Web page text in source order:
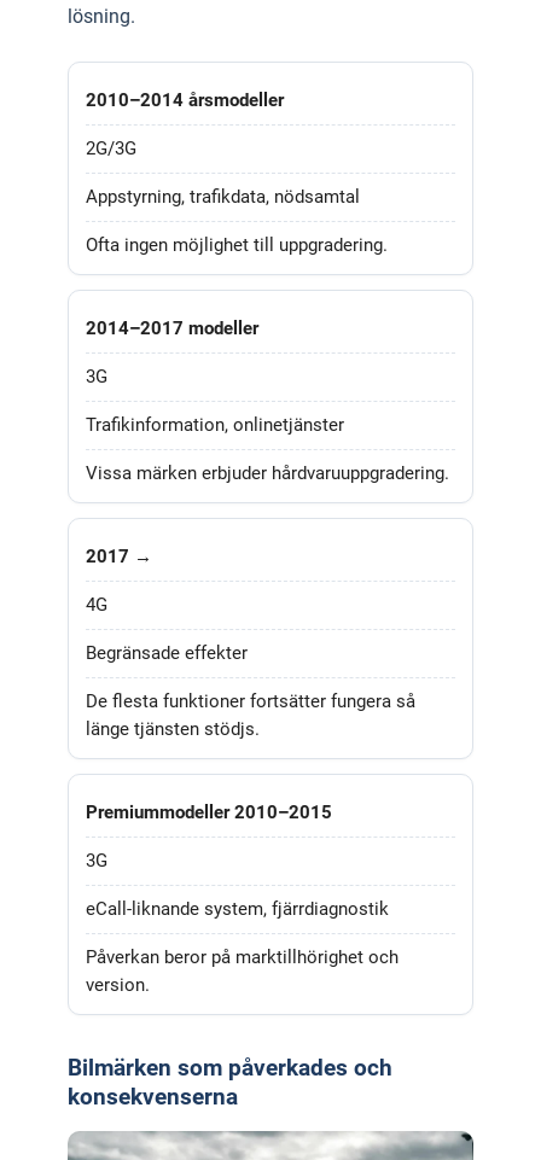
lösning.
2010–2014 årsmodeller
2G/3G
Appstyrning, trafikdata, nödsamtal
Ofta ingen möjlighet till uppgradering.
2014–2017 modeller
3G
Trafikinformation, onlinetjänster
Vissa märken erbjuder hårdvaruuppgradering.
2017 →
4G
Begränsade effekter
De flesta funktioner fortsätter fungera så
länge tjänsten stödjs.
Premiummodeller 2010–2015
3G
eCall-liknande system, fjärrdiagnostik
Påverkan beror på marktillhörighet och
version.
Bilmärken som påverkades och
konsekvenserna